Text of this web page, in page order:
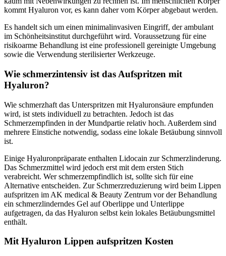
kommt Hyaluron vor, es kann daher vom Körper abgebaut werden.
Es handelt sich um einen minimalinvasiven Eingriff, der ambulant
im Schönheitsinstitut durchgeführt wird. Voraussetzung für eine
risikoarme Behandlung ist eine professionell gereinigte Umgebung
sowie die Verwendung sterilisierter Werkzeuge.
Wie schmerzintensiv ist das Aufspritzen mit
Hyaluron?
Wie schmerzhaft das Unterspritzen mit Hyaluronsäure empfunden
wird, ist stets individuell zu betrachten. Jedoch ist das
Schmerzempfinden in der Mundpartie relativ hoch. Außerdem sind
mehrere Einstiche notwendig, sodass eine lokale Betäubung sinnvoll
ist.
Einige Hyaluronpräparate enthalten Lidocain zur Schmerzlinderung.
Das Schmerzmittel wird jedoch erst mit dem ersten Stich
verabreicht. Wer schmerzempfindlich ist, sollte sich für eine
Alternative entscheiden. Zur Schmerzreduzierung wird beim Lippen
aufspritzen im AK medical & Beauty Zentrum vor der Behandlung
ein schmerzlinderndes Gel auf Oberlippe und Unterlippe
aufgetragen, da das Hyaluron selbst kein lokales Betäubungsmittel
enthält.
Mit Hyaluron Lippen aufspritzen Kosten